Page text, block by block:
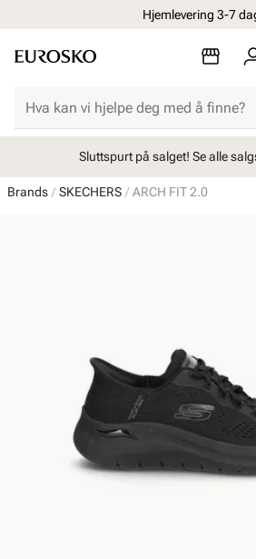
Hjemlevering 3-7
Sluttspurt på salget! Se alle
Brands SKECHERS ARCH FIT 2.0